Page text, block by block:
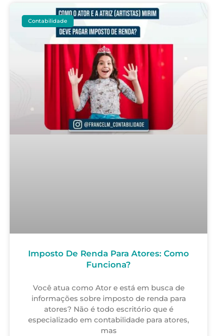
Contabilidade
Imposto De Renda Para Atores: Como
Funciona?
Você atua como Ator e está em busca de
informações sobre imposto de renda para
atores? Não é todo escritório que é
especializado em contabilidade para atores,
mas